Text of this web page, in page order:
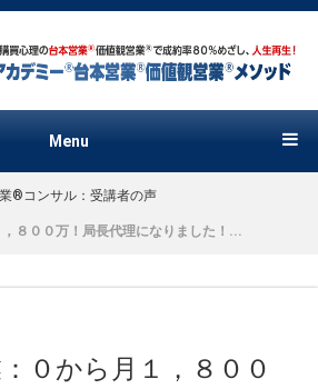
Menu
®︎コンサル：受講者の声
８００万！局長代理になりました！...
０から月１，８００